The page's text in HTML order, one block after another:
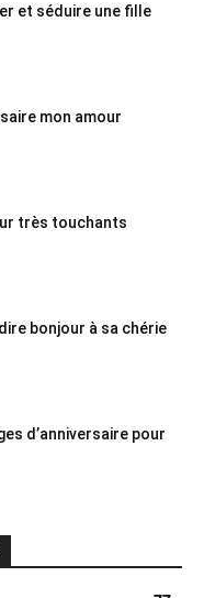
et séduire une fille
mon amour
très touchants
bonjour à sa chérie
d’anniversaire pour